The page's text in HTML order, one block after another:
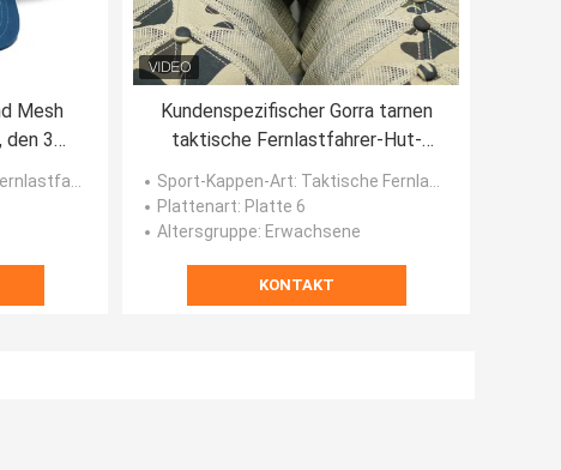
Mesh
3D
mit 6 Platten
Kundenspezifischer Gorra tarnen
taktische Fernlastfahrer-Hut-
kundenspezifisches Logo Mesh
Trucker Cap Curved Brims
Sport-Kappen-Art: Taktische Fernlastfahrer-Hüte
Plattenart: Platte 6
Altersgruppe: Erwachsene
KONTAKT